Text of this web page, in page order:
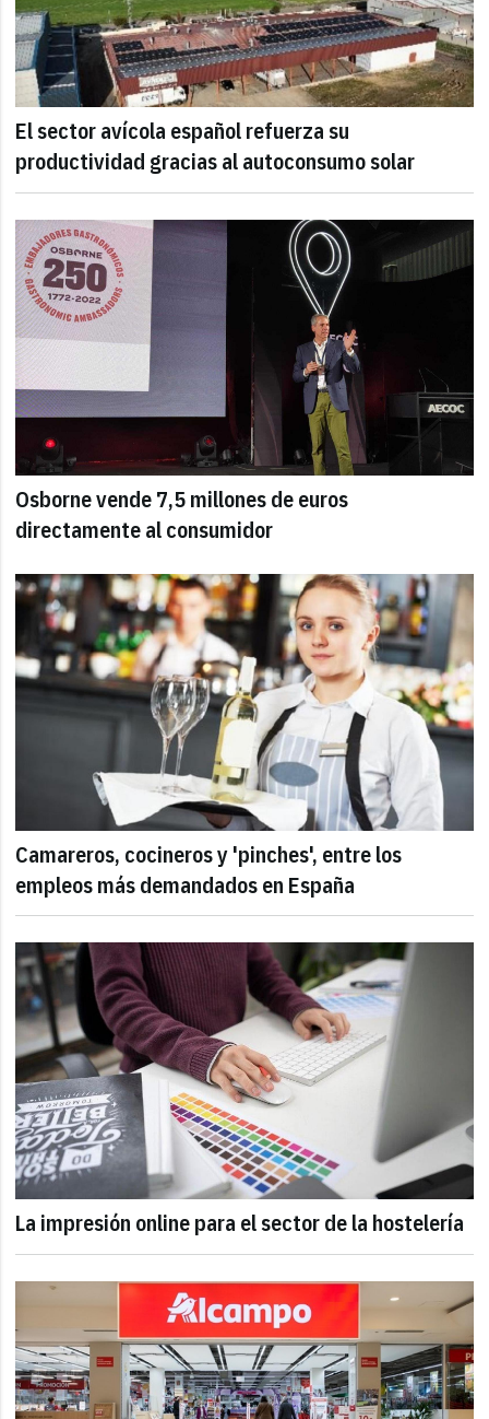
El sector avícola español refuerza su
productividad gracias al autoconsumo solar
Osborne vende 7,5 millones de euros
directamente al consumidor
Camareros, cocineros y 'pinches', entre los
empleos más demandados en España
La impresión online para el sector de la hostelería